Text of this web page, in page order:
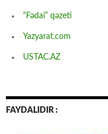
“Fədai” qəzeti
Yazyarat.com
USTAC.AZ
FAYDALIDIR :